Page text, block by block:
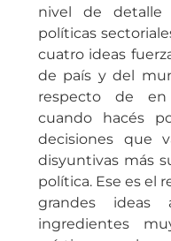
nivel de
políticas
cuatro ideas
de país y del
respecto de
cuando hacés
decisiones que
disyuntivas más
política. Ese es el
grandes ideas
ingredientes